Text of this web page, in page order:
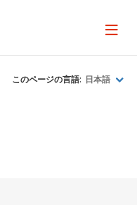
Page
このページの言語: 日本語